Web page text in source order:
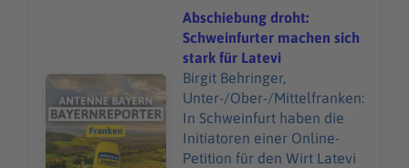
Kongresse. Bis zum Herbst
sollen jetzt weitere
Fördermöglichkeiten
geprüft werden, um den
städtischen Zuschuss für
das 85-Millionen-Euro-
Projekt möglichst noch zu
senken.
Kongresse. Bis zum Herbst sollen jetzt weitere
Fördermöglichkeiten geprüft werden, um den
städtischen Zuschuss für das 85-Millionen-Euro-
Projekt möglichst noch zu senken.
Audiotitel - Abschiebung droht: Schweinfurter machen
Abschiebung droht:
Schweinfurter machen sich
stark für Latevi
Birgit Behringer,
Unter-/Ober-/Mittelfranken:
In Schweinfurt haben die
Initiatoren einer Online-
Petition für den Wirt Latevi